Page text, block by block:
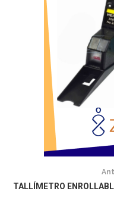
TALLÍMETRO